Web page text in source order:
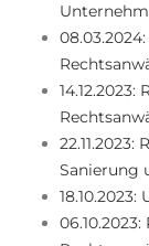
Sanierung